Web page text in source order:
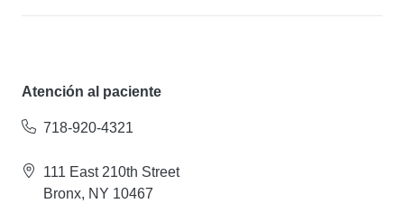
Atención al paciente
718-920-4321
111 East 210th Street
Bronx, NY 10467